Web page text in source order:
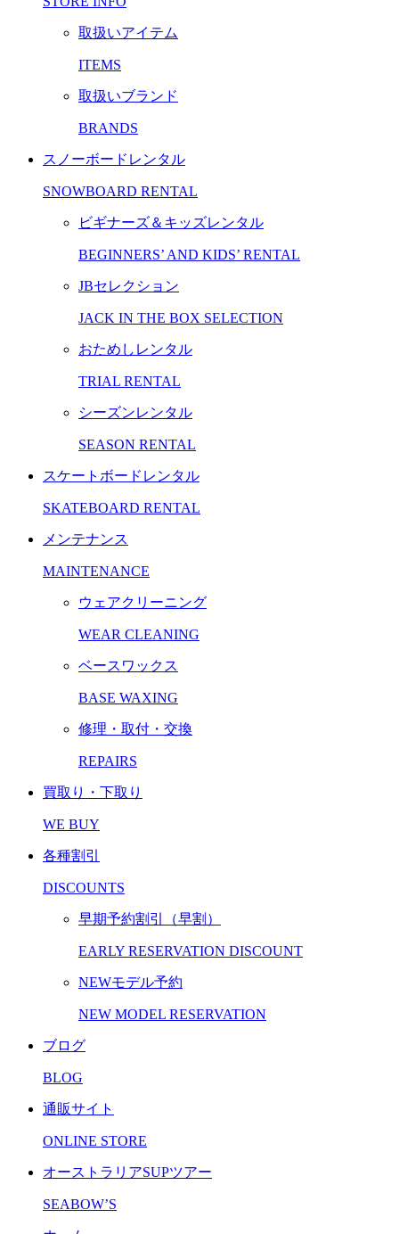
取扱いアイテム
ITEMS
取扱いブランド
BRANDS
スノーボードレンタル
SNOWBOARD RENTAL
ビギナーズ＆キッズレンタル
BEGINNERS’ AND KIDS’ RENTAL
JBセレクション
JACK IN THE BOX SELECTION
おためしレンタル
TRIAL RENTAL
シーズンレンタル
SEASON RENTAL
スケートボードレンタル
SKATEBOARD RENTAL
メンテナンス
MAINTENANCE
ウェアクリーニング
WEAR CLEANING
ベースワックス
BASE WAXING
修理・取付・交換
REPAIRS
買取り・下取り
WE BUY
各種割引
DISCOUNTS
早期予約割引（早割）
EARLY RESERVATION DISCOUNT
NEWモデル予約
NEW MODEL RESERVATION
ブログ
BLOG
通販サイト
ONLINE STORE
オーストラリアSUPツアー
SEABOW’S